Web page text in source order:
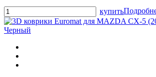
купить